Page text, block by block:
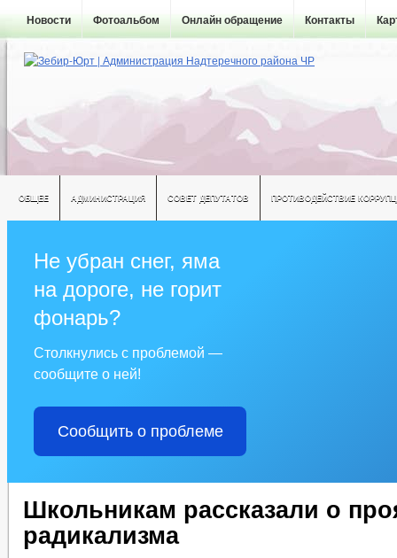
Новости Фотоальбом Онлайн обращение Контакты
ОБЩЕЕ АДМИНИСТРАЦИЯ СОВЕТ ДЕПУТАТОВ ПРОТИВОДЕЙСТВИЕ
Не убран снег, яма
на дороге, не горит
фонарь?
Столкнулись с проблемой —
сообщите о ней!
Сообщить о проблеме
Школьникам рассказали о
радикализма